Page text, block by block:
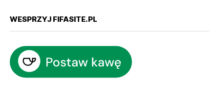
WESPRZYJ FIFASITE.PL